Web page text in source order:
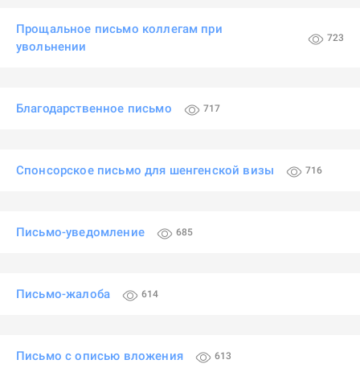
Прощальное письмо коллегам при
увольнении
723
Благодарственное письмо 717
Спонсорское письмо для шенгенской визы 716
Письмо-уведомление 685
Письмо-жалоба 614
Письмо с описью вложения 613